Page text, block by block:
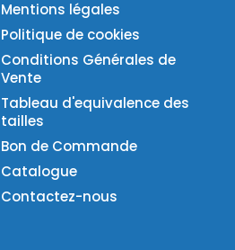
Mentions légales
Politique de cookies
Conditions Générales de
Vente
Tableau d'equivalence des
tailles
Bon de Commande
Catalogue
Contactez-nous